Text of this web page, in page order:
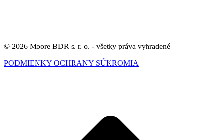
© 2026 Moore BDR s. r. o. - všetky práva vyhradené
PODMIENKY OCHRANY SÚKROMIA